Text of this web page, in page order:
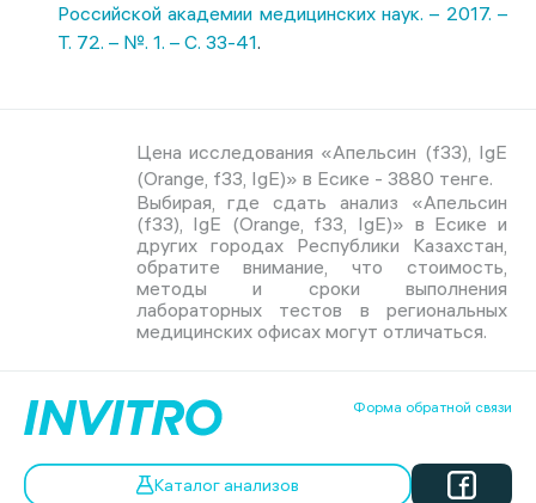
Российской академии медицинских наук. – 2017. –
Т. 72. – №. 1. – С. 33-41.
Цена исследования «Апельсин (f33), IgE
(Orange, f33, IgE)» в Есике - 3880 тенге.
Выбирая, где сдать анализ «Апельсин
(f33), IgE (Orange, f33, IgE)» в Есике и
других городах Республики Казахстан,
обратите внимание, что стоимость,
методы и сроки выполнения
лабораторных тестов в региональных
медицинских офисах могут отличаться.
Форма обратной связи
Каталог анализов